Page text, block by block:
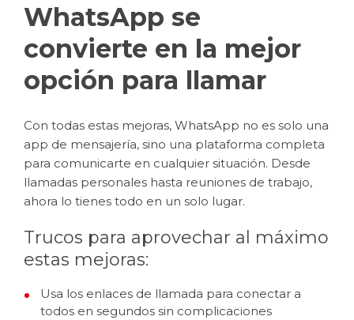
WhatsApp se
convierte en la mejor
opción para llamar
Con todas estas mejoras, WhatsApp no es solo una
app de mensajería, sino una plataforma completa
para comunicarte en cualquier situación. Desde
llamadas personales hasta reuniones de trabajo,
ahora lo tienes todo en un solo lugar.
Trucos para aprovechar al máximo
estas mejoras:
Usa los enlaces de llamada para conectar a
todos en segundos sin complicaciones